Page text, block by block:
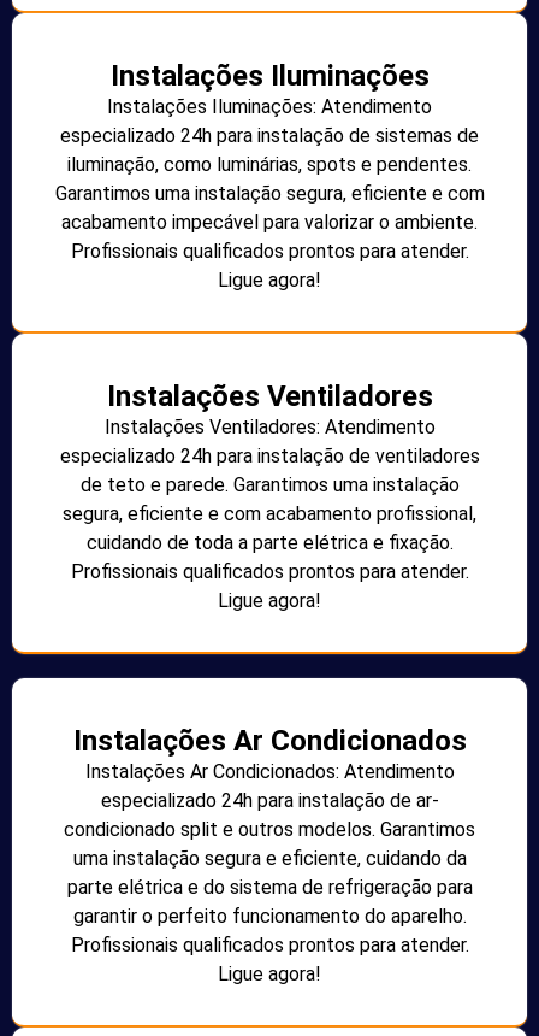
Instalações Iluminações
Instalações Iluminações: Atendimento
especializado 24h para instalação de sistemas de
iluminação, como luminárias, spots e pendentes.
Garantimos uma instalação segura, eficiente e com
acabamento impecável para valorizar o ambiente.
Profissionais qualificados prontos para atender.
Ligue agora!
Instalações Ventiladores
Instalações Ventiladores: Atendimento
especializado 24h para instalação de ventiladores
de teto e parede. Garantimos uma instalação
segura, eficiente e com acabamento profissional,
cuidando de toda a parte elétrica e fixação.
Profissionais qualificados prontos para atender.
Ligue agora!
Instalações Ar Condicionados
Instalações Ar Condicionados: Atendimento
especializado 24h para instalação de ar-
condicionado split e outros modelos. Garantimos
uma instalação segura e eficiente, cuidando da
parte elétrica e do sistema de refrigeração para
garantir o perfeito funcionamento do aparelho.
Profissionais qualificados prontos para atender.
Ligue agora!